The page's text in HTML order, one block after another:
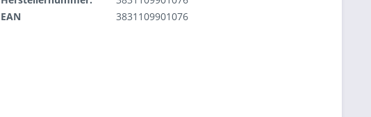
EAN
3831109901076